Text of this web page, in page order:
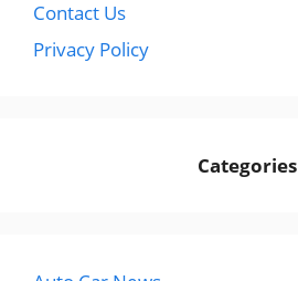
Contact Us
Privacy Policy
Categories